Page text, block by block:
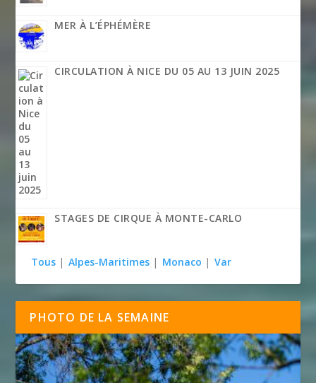
MER À L’ÉPHÉMÈRE
CIRCULATION À NICE DU 05 AU 13 JUIN 2025
STAGES DE CIRQUE À MONTE-CARLO
Tous | Alpes-Maritimes | Monaco | Var
PHOTO DE LA SEMAINE